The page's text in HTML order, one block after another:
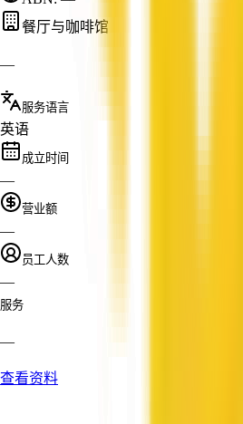
餐厅与咖啡馆
—
服务语言
英语
成立时间
—
营业额
—
员工人数
—
服务
—
查看资料